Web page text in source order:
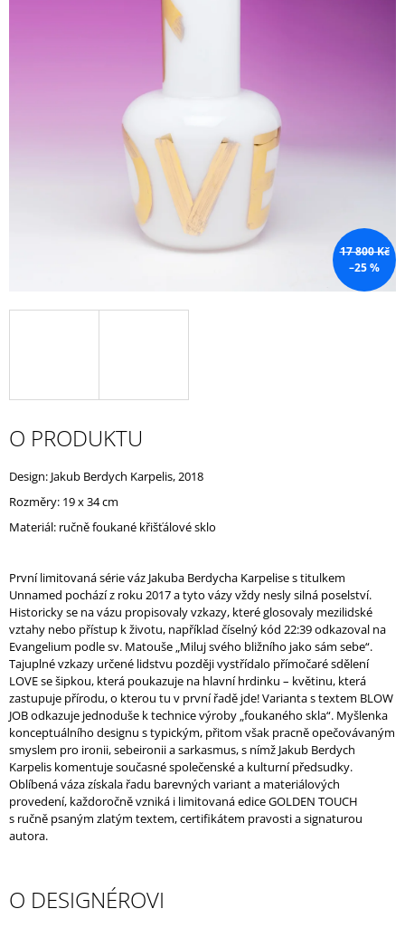
17 800 Kč
–25 %
O PRODUKTU
Design: Jakub Berdych Karpelis, 2018
Rozměry: 19 x 34 cm
Materiál: ručně foukané křišťálové sklo
První limitovaná série váz Jakuba Berdycha Karpelise s titulkem
Unnamed pochází z roku 2017 a tyto vázy vždy nesly silná poselství.
Historicky se na vázu propisovaly vzkazy, které glosovaly mezilidské
vztahy nebo přístup k životu, například číselný kód 22:39 odkazoval na
Evangelium podle sv. Matouše „Miluj svého bližního jako sám sebe“.
Tajuplné vzkazy určené lidstvu později vystřídalo přímočaré sdělení
LOVE se šipkou, která poukazuje na hlavní hrdinku – květinu, která
zastupuje přírodu, o kterou tu v první řadě jde! Varianta s textem BLOW
JOB odkazuje jednoduše k technice výroby „foukaného skla“. Myšlenka
konceptuálního designu s typickým, přitom však pracně opečovávaným
smyslem pro ironii, sebeironii a sarkasmus, s nímž Jakub Berdych
Karpelis komentuje současné společenské a kulturní předsudky.
Oblíbená váza získala řadu barevných variant a materiálových
provedení, každoročně vzniká i limitovaná edice GOLDEN TOUCH
s ručně psaným zlatým textem, certifikátem pravosti a signaturou
autora.
O DESIGNÉROVI
HLEDAT
U
E
E